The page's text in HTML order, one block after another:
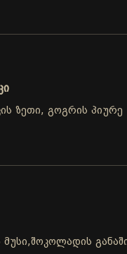
ზეთი, გოგრის პიურე